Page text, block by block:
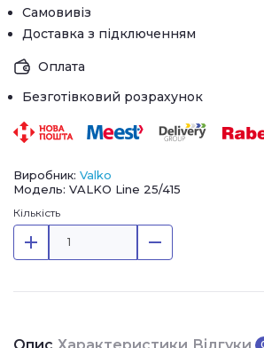
Самовивіз
Доставка з підключенням
Оплата
Безготівковий розрахунок
Виробник: Valko
Модель: VALKO Line 25/415
Кількість
Опис Характеристики Відгуки